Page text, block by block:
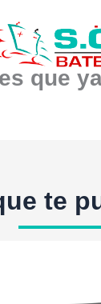
que
te